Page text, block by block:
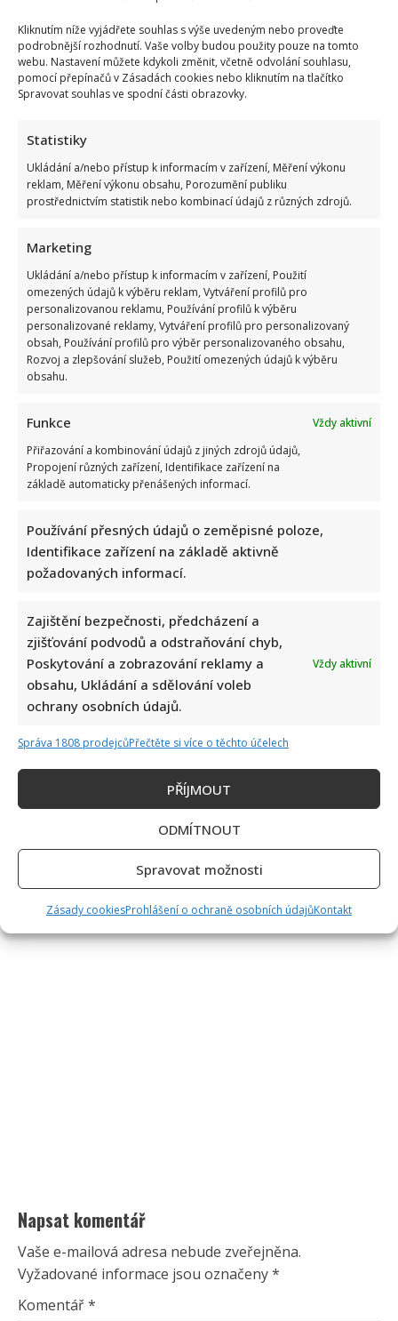
Kliknutím níže vyjádřete souhlas s výše uvedeným nebo proveďte
podrobnější rozhodnutí. Vaše volby budou použity pouze na tomto
webu. Nastavení můžete kdykoli změnit, včetně odvolání souhlasu,
pomocí přepínačů v Zásadách cookies nebo kliknutím na tlačítko
Spravovat souhlas ve spodní části obrazovky.
Statistiky
Ukládání a/nebo přístup k informacím v zařízení, Měření výkonu
reklam, Měření výkonu obsahu, Porozumění publiku
prostřednictvím statistik nebo kombinací údajů z různých zdrojů.
Marketing
Ukládání a/nebo přístup k informacím v zařízení, Použití
omezených údajů k výběru reklam, Vytváření profilů pro
personalizovanou reklamu, Používání profilů k výběru
personalizované reklamy, Vytváření profilů pro personalizovaný
obsah, Používání profilů pro výběr personalizovaného obsahu,
Rozvoj a zlepšování služeb, Použití omezených údajů k výběru
obsahu.
Funkce
Vždy aktivní
Přiřazování a kombinování údajů z jiných zdrojů údajů,
Propojení různých zařízení, Identifikace zařízení na
základě automaticky přenášených informací.
Používání přesných údajů o zeměpisné poloze,
Identifikace zařízení na základě aktivně
požadovaných informací.
Zajištění bezpečnosti, předcházení a
zjišťování podvodů a odstraňování chyb,
Poskytování a zobrazování reklamy a
obsahu, Ukládání a sdělování voleb
ochrany osobních údajů.
Vždy aktivní
Správa 1808 prodejcůPřečtěte si více o těchto účelech
PŘÍJMOUT
ODMÍTNOUT
Spravovat možnosti
Zásady cookiesProhlášení o ochraně osobních údajůKontakt
Napsat komentář
Vaše e-mailová adresa nebude zveřejněna.
Vyžadované informace jsou označeny*
Komentář*